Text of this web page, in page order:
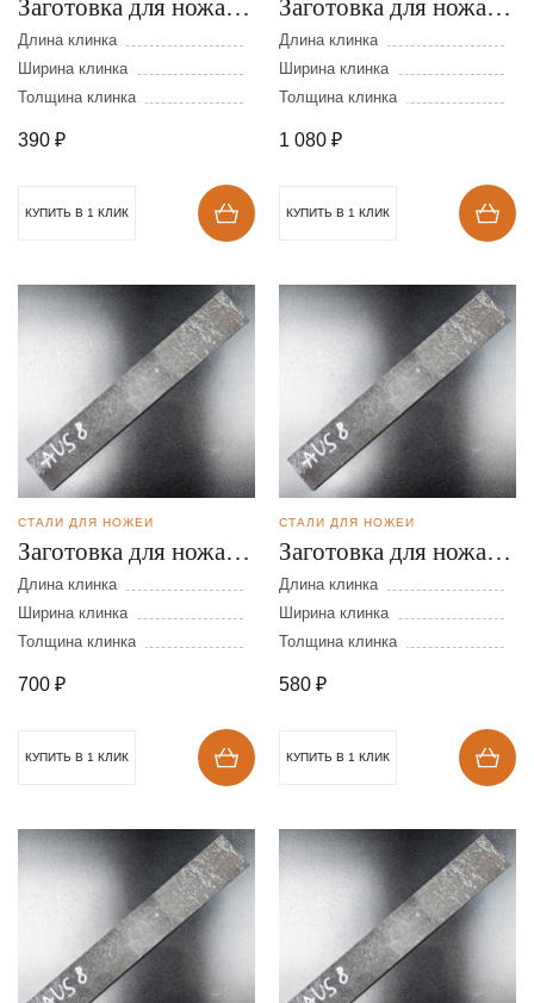
Заготовка для ножа из
стали AUS-8 размеры:
200х30х3 мм
Длина клинка
Ширина клинка
Толщина клинка
390 ₽
КУПИТЬ В 1 КЛИК
Заготовка для ножа из
стали AUS-8 размеры:
300х40х5 мм
Длина клинка
Ширина клинка
Толщина клинка
1 080 ₽
КУПИТЬ В 1 КЛИК
СТАЛИ ДЛЯ НОЖЕЙ
Заготовка для ножа из
стали AUS-8 размеры:
300х40х2,5 мм
Длина клинка
Ширина клинка
Толщина клинка
700 ₽
КУПИТЬ В 1 КЛИК
СТАЛИ ДЛЯ НОЖЕЙ
Заготовка для ножа из
стали AUS-8 размеры:
250х40х2,5 мм
Длина клинка
Ширина клинка
Толщина клинка
580 ₽
КУПИТЬ В 1 КЛИК